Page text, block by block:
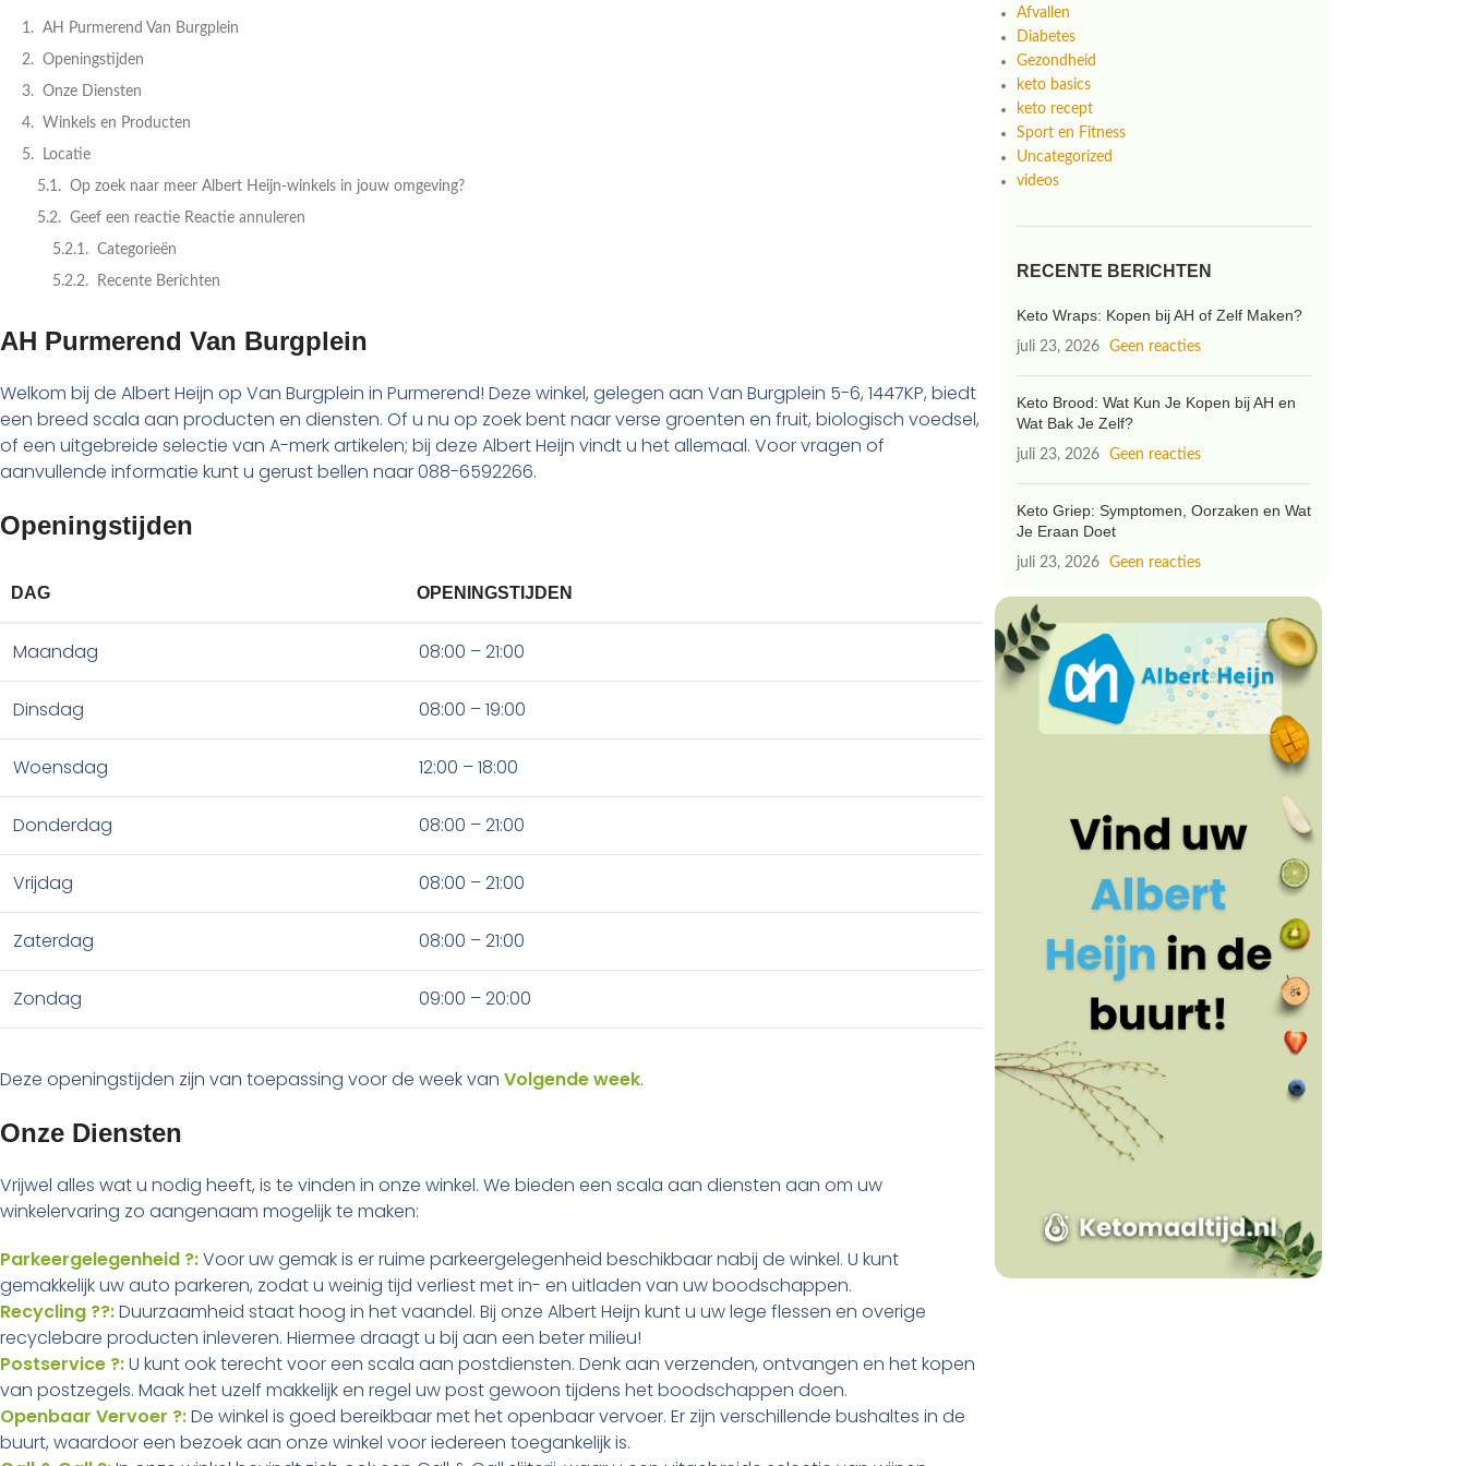
AH Purmerend Van Burgplein
Openingstijden
Onze Diensten
Winkels en Producten
Locatie
Op zoek naar meer Albert Heijn-winkels in jouw omgeving?
Geef een reactie Reactie annuleren
Categorieën
Recente Berichten
AH Purmerend Van Burgplein
Welkom bij de Albert Heijn op Van Burgplein in Purmerend! Deze winkel, gelegen aan Van Burgplein 5-6, 1447KP, biedt
een breed scala aan producten en diensten. Of u nu op zoek bent naar verse groenten en fruit, biologisch voedsel,
of een uitgebreide selectie van A-merk artikelen; bij deze Albert Heijn vindt u het allemaal. Voor vragen of
aanvullende informatie kunt u gerust bellen naar 088-6592266.
Openingstijden
DAG OPENINGSTIJDEN
Maandag 08:00 – 21:00
Dinsdag 08:00 – 19:00
Woensdag 12:00 – 18:00
Donderdag 08:00 – 21:00
Vrijdag 08:00 – 21:00
Zaterdag 08:00 – 21:00
Zondag 09:00 – 20:00
Deze openingstijden zijn van toepassing voor de week van Volgende week.
Onze Diensten
Vrijwel alles wat u nodig heeft, is te vinden in onze winkel. We bieden een scala aan diensten aan om uw
winkelervaring zo aangenaam mogelijk te maken:
Parkeergelegenheid ?:Voor uw gemak is er ruime parkeergelegenheid beschikbaar nabij de winkel. U kunt
gemakkelijk uw auto parkeren, zodat u weinig tijd verliest met in- en uitladen van uw boodschappen.
Recycling ??:Duurzaamheid staat hoog in het vaandel. Bij onze Albert Heijn kunt u uw lege flessen en overige
recyclebare producten inleveren. Hiermee draagt u bij aan een beter milieu!
Postservice ?:U kunt ook terecht voor een scala aan postdiensten. Denk aan verzenden, ontvangen en het kopen
van postzegels. Maak het uzelf makkelijk en regel uw post gewoon tijdens het boodschappen doen.
Openbaar Vervoer ?:De winkel is goed bereikbaar met het openbaar vervoer. Er zijn verschillende bushaltes in de
buurt, waardoor een bezoek aan onze winkel voor iedereen toegankelijk is.
Afvallen
Diabetes
Gezondheid
keto basics
keto recept
Sport en Fitness
Uncategorized
videos
RECENTE BERICHTEN
Keto Wraps: Kopen bij AH of Zelf Maken?
juli 23, 2026 Geen reacties
Keto Brood: Wat Kun Je Kopen bij AH en
Wat Bak Je Zelf?
juli 23, 2026 Geen reacties
Keto Griep: Symptomen, Oorzaken en Wat
Je Eraan Doet
juli 23, 2026 Geen reacties